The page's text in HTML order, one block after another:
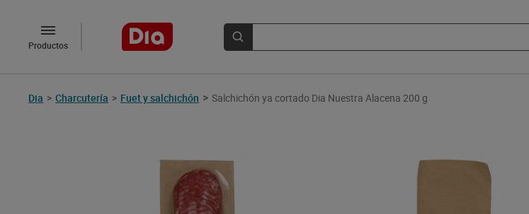
Productos
Dia > Charcutería > Fuet y salchichón > Salchichón ya cortado Dia Nuestra Alacena 200 g